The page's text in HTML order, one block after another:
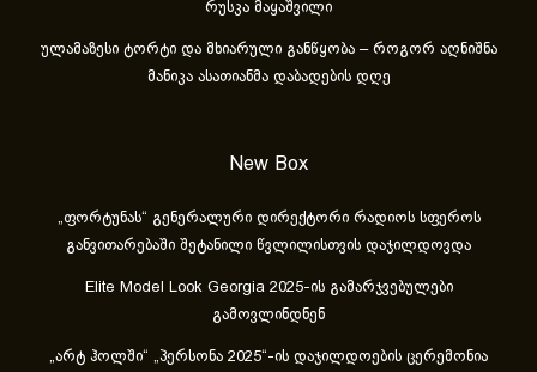
რუსკა მაყაშვილი
ულამაზესი ტორტი და მხიარული განწყობა – როგორ აღნიშნა
მანიკა ასათიანმა დაბადების დღე
New Box
„ფორტუნას“ გენერალური დირექტორი რადიოს სფეროს
განვითარებაში შეტანილი წვლილისთვის დაჯილდოვდა
Elite Model Look Georgia 2025-ის გამარჯვებულები
გამოვლინდნენ
„არტ ჰოლში“ „პერსონა 2025“-ის დაჯილდოების ცერემონია